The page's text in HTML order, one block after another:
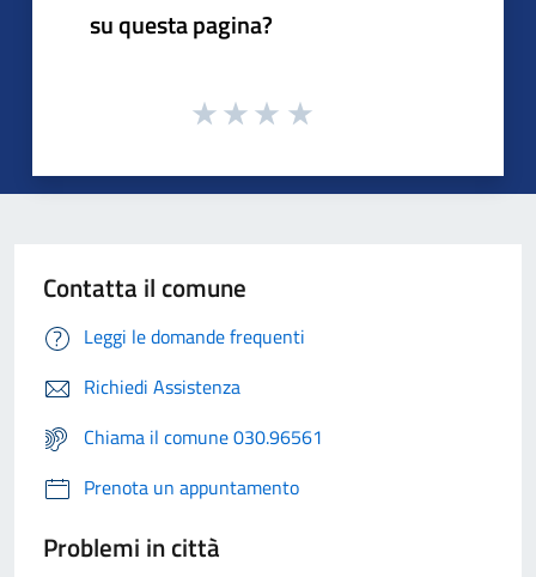
su questa pagina?
Contatta il comune
Leggi le domande frequenti
Richiedi Assistenza
Chiama il comune 030.96561
Prenota un appuntamento
Problemi in città